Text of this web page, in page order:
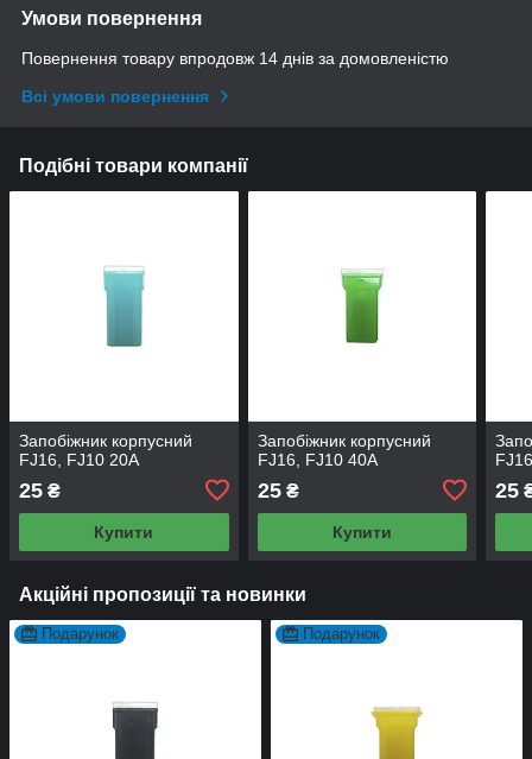
Умови повернення
Повернення товару впродовж 14 днів за домовленістю
Всі умови повернення
Подібні товари компанії
Запобіжник корпусний
FJ16, FJ10 20А
25 ₴
Купити
Запобіжник корпусний
FJ16, FJ10 40А
25₴
Купити
25
Акційні пропозиції та новинки
Подарунок Подарунок